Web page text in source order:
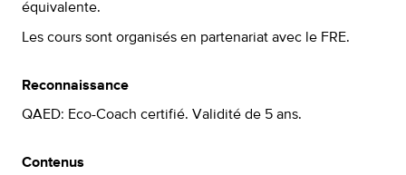
équivalente.
Les cours sont organisés en partenariat avec le FRE.
Reconnaissance
QAED: Eco-Coach certifié. Validité de 5 ans.
Contenus